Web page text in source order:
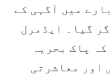
میں آگہی کے
گیا۔ ایڈمرل
پاک بحریہ
اور معاشرتی